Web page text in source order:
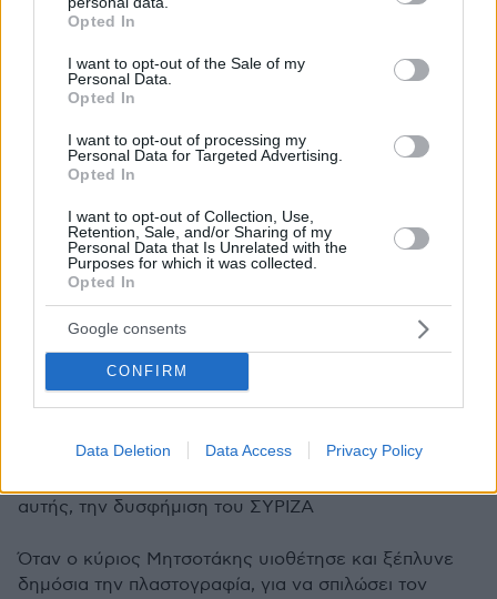
grant or deny consent to Google and its third-party tags to
use your data for below specified purposes in below Google
consent section.
Opted In
I want to opt-out of the Sale of my
Personal Data.
Opted In
I want to opt-out of processing my
Personal Data for Targeted Advertising.
Opted In
I want to opt-out of Collection, Use,
Retention, Sale, and/or Sharing of my
Personal Data that Is Unrelated with the
Purposes for which it was collected.
Opted In
Google consents
CONFIRM
Data Deletion Data Access Privacy Policy
αποθηκεύονται και καταστρέφονται μετά από
Σας προσκομίζω την πραγματογνωμοσύνη. Είναι μη
πλαστά. Είναι παραποιημένα έχει μπει χεράκι πάνω».
Ακολούθησε δήλωση του Γιάννη Μαντζουράνη, στην
οποία ανέφερε:
«Σήμερα προσκομίσαμε αποδείξεις ότι τα SMS, που
εμφανίστηκαν από την πλευρά του κυρίου
Καλογρίτσα στο Ειδικό Δικαστήριο, είναι μη γνήσια
και προσβλήθηκαν ως πλαστά.
Είναι προϊόντα ενός παρακράτους, που επιχειρεί τη
αυτής, την δυσφήμιση του ΣΥΡΙΖΑ
Όταν ο κύριος Μητσοτάκης υιοθέτησε και ξέπλυνε
δημόσια την πλαστογραφία, για να σπιλώσει τον